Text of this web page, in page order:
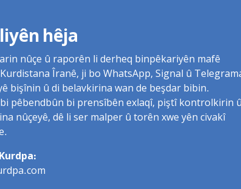
hêja
nûçe û raporên li derheq binpêkariyên mafê
Îranê, ji bo WhatsApp, Signal û
bişînin û di belavkirina wan de beşdar bibin.
pêbendbûn bi prensîbên exlaqî, piştî kontrolkirin û
nûçeyê, dê li ser malper û torên xwe yên civakî